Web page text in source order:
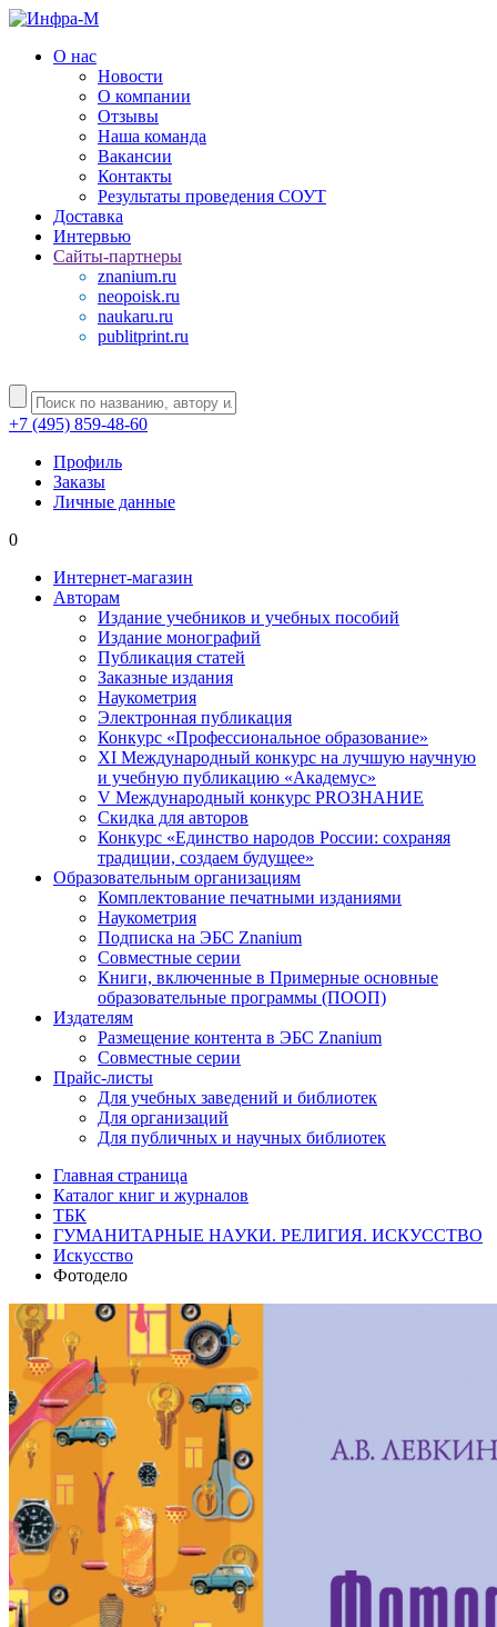
О нас
Новости
О компании
Отзывы
Наша команда
Вакансии
Контакты
Результаты проведения СОУТ
Доставка
Интервью
Сайты-партнеры
znanium.ru
neopoisk.ru
naukaru.ru
publitprint.ru
+7 (495) 859-48-60
Профиль
Заказы
Личные данные
0
Интернет-магазин
Авторам
Издание учебников и учебных пособий
Издание монографий
Публикация статей
Заказные издания
Наукометрия
Электронная публикация
Конкурс «Профессиональное образование»
XI Международный конкурс на лучшую научную
и учебную публикацию «Академус»
V Международный конкурс PROЗНАНИЕ
Скидка для авторов
Конкурс «Единство народов России: сохраняя
традиции, создаем будущее»
Образовательным организациям
Комплектование печатными изданиями
Наукометрия
Подписка на ЭБС Znanium
Совместные серии
Книги, включенные в Примерные основные
образовательные программы (ПООП)
Издателям
Размещение контента в ЭБС Znanium
Совместные серии
Прайс-листы
Для учебных заведений и библиотек
Для организаций
Для публичных и научных библиотек
Главная страница
Каталог книг и журналов
ТБК
ГУМАНИТАРНЫЕ НАУКИ. РЕЛИГИЯ. ИСКУССТВО
Искусство
Фотодело